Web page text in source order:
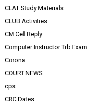
CLAT Study Materials
CLUB Activities
CM Cell Reply
Computer Instructor Trb Exam
Corona
COURT NEWS
cps
CRC Dates